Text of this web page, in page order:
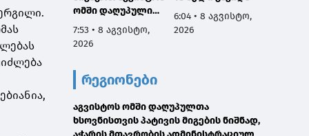
ომში დაღუპული
გმირების ხსოვნას,
მათი პატრიოტიზმი
ვალი ამ გმირების
წინაშე,
ყველაფერი
გავაკეთოთ
7:53 • 8 აგვისტო,
2026
6:04 • 8 აგვისტო,
2026
რეგიონები
აგვისტოს ომში დაღუპულთა
ხსოვნისთვის პატივის მიგების ნიშნად,